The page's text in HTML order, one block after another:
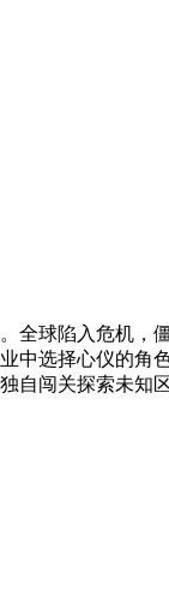
球陷入危机
中选择心仪的
闯关探索未知